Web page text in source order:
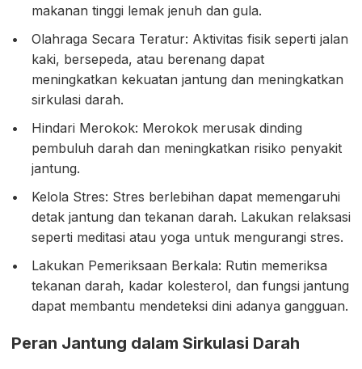
makanan tinggi lemak jenuh dan gula.
Olahraga Secara Teratur: Aktivitas fisik seperti jalan
kaki, bersepeda, atau berenang dapat
meningkatkan kekuatan jantung dan meningkatkan
sirkulasi darah.
Hindari Merokok: Merokok merusak dinding
pembuluh darah dan meningkatkan risiko penyakit
jantung.
Kelola Stres: Stres berlebihan dapat memengaruhi
detak jantung dan tekanan darah. Lakukan relaksasi
seperti meditasi atau yoga untuk mengurangi stres.
Lakukan Pemeriksaan Berkala: Rutin memeriksa
tekanan darah, kadar kolesterol, dan fungsi jantung
dapat membantu mendeteksi dini adanya gangguan.
Peran Jantung dalam Sirkulasi Darah